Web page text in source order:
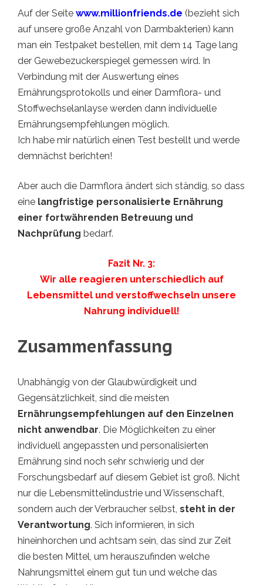
Auf der Seite www.millionfriends.de (bezieht sich
auf unsere große Anzahl von Darmbakterien) kann
man ein Testpaket bestellen, mit dem 14 Tage lang
der Gewebezuckerspiegel gemessen wird. In
Verbindung mit der Auswertung eines
Ernährungsprotokolls und einer Darmflora- und
Stoffwechselanlayse werden dann individuelle
Ernährungsempfehlungen möglich.
Ich habe mir natürlich einen Test bestellt und werde
demnächst berichten!
Aber auch die Darmflora ändert sich ständig, so dass
eine langfristige personalisierte Ernährung
einer fortwährenden Betreuung und
Nachprüfung bedarf.
Fazit Nr. 3:
Wir alle reagieren unterschiedlich auf
Lebensmittel und verstoffwechseln unsere
Nahrung individuell!
Zusammenfassung
Unabhängig von der Glaubwürdigkeit und
Gegensätzlichkeit, sind die meisten
Ernährungsempfehlungen auf den Einzelnen
nicht anwendbar. Die Möglichkeiten zu einer
individuell angepassten und personalisierten
Ernährung sind noch sehr schwierig und der
Forschungsbedarf auf diesem Gebiet ist groß. Nicht
nur die Lebensmittelindustrie und Wissenschaft,
sondern auch der Verbraucher selbst, steht in der
Verantwortung. Sich informieren, in sich
hineinhorchen und achtsam sein, das sind zur Zeit
die besten Mittel, um herauszufinden welche
Nahrungsmittel einem gut tun und welche das